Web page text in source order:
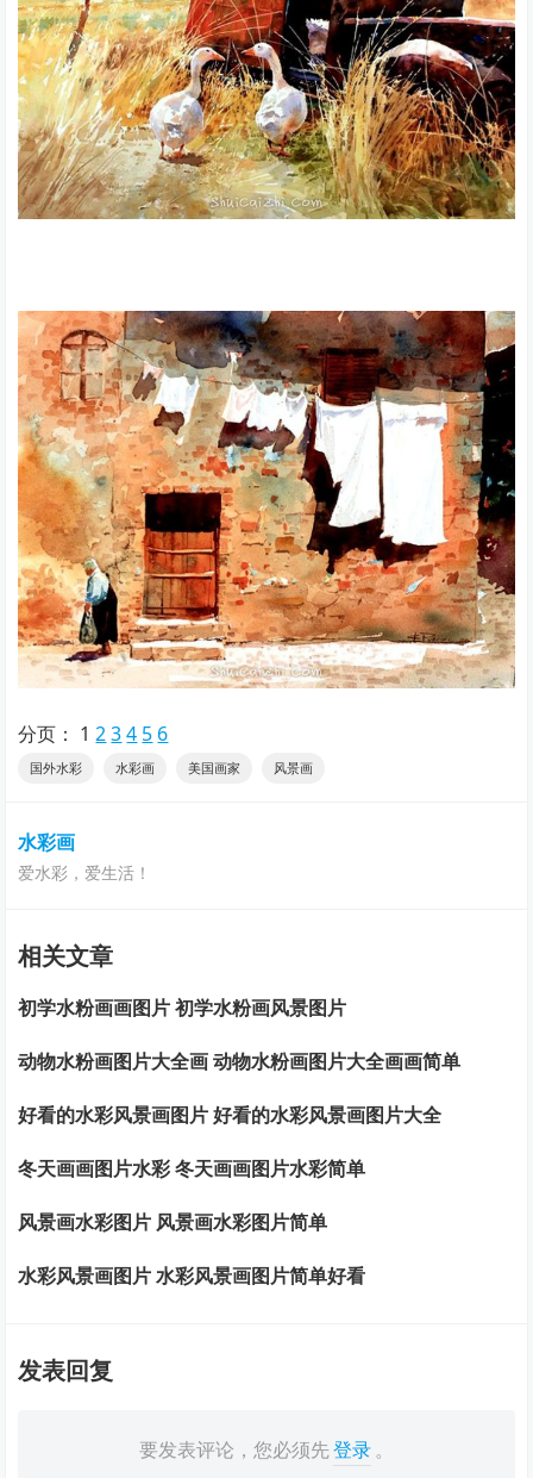
分页： 1 2 3 4 5 6
国外水彩 水彩画 美国画家 风景画
水彩画
爱水彩，爱生活！
相关文章
初学水粉画画图片 初学水粉画风景图片
动物水粉画图片大全画 动物水粉画图片大全画画简单
好看的水彩风景画图片 好看的水彩风景画图片大全
冬天画画图片水彩 冬天画画图片水彩简单
风景画水彩图片 风景画水彩图片简单
水彩风景画图片 水彩风景画图片简单好看
发表回复
要发表评论，您必须先登录。